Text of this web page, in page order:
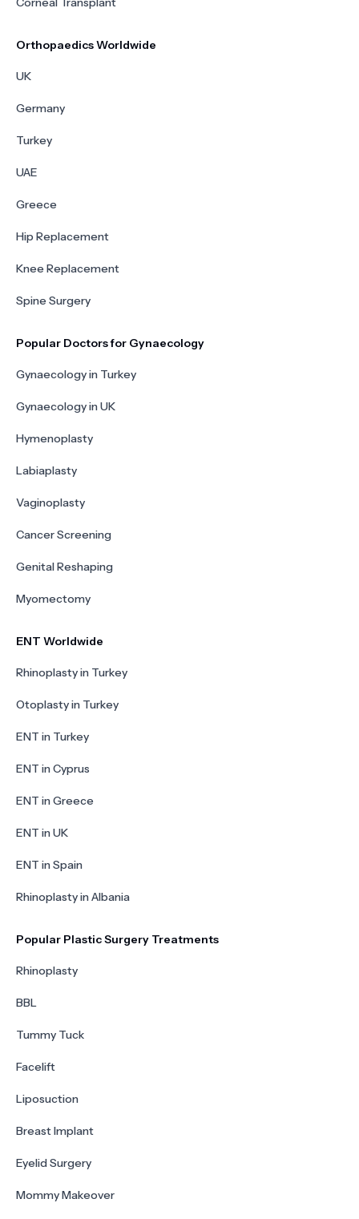
Orthopaedics Worldwide
UK
Germany
Turkey
UAE
Greece
Hip Replacement
Knee Replacement
Spine Surgery
Popular Doctors for Gynaecology
Gynaecology in Turkey
Gynaecology in UK
Hymenoplasty
Labiaplasty
Vaginoplasty
Cancer Screening
Genital Reshaping
Myomectomy
ENT Worldwide
Rhinoplasty in Turkey
Otoplasty in Turkey
ENT in Turkey
ENT in Cyprus
ENT in Greece
ENT in UK
ENT in Spain
Rhinoplasty in Albania
Popular Plastic Surgery Treatments
Rhinoplasty
BBL
Tummy Tuck
Facelift
Liposuction
Breast Implant
Eyelid Surgery
Mommy Makeover